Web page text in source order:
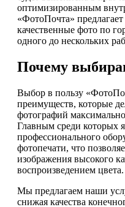
оптимизированным
«ФотоПочта»
качественные фото по
одного до нескольких
Почему
Выбор в пользу
преимуществ, которые
фотографий
Главным среди которых
профессионального
фотопечати, что
изображения высокого
воспроизведением цвета.
Мы предлагаем наши
снижая качества